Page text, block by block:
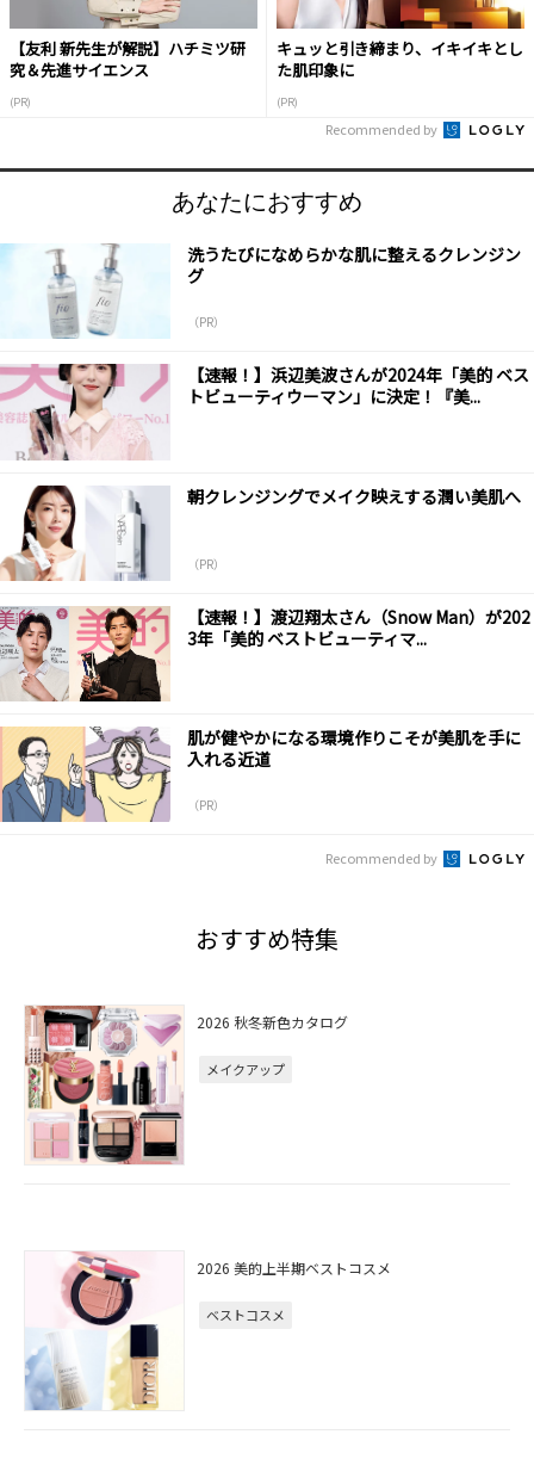
【友利 新先生が解説】ハチミツ研
究＆先進サイエンス
(PR)
キュッと引き締まり、イキイキとし
た肌印象に
(PR)
Recommended by
あなたにおすすめ
洗うたびになめらかな肌に整えるクレンジン
グ
（PR）
【速報！】浜辺美波さんが2024年「美的 ベス
トビューティウーマン」に決定！『美...
朝クレンジングでメイク映えする潤い美肌へ
（PR）
【速報！】渡辺翔太さん（Snow Man）が202
3年「美的 ベストビューティマ...
肌が健やかになる環境作りこそが美肌を手に
入れる近道
（PR）
Recommended by
おすすめ特集
2026 秋冬新色カタログ
メイクアップ
2026 美的上半期ベストコスメ
ベストコスメ